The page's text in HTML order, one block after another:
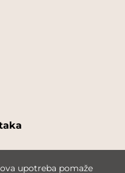
upotreba pomaže